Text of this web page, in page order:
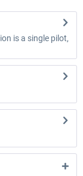
is a single pilot,